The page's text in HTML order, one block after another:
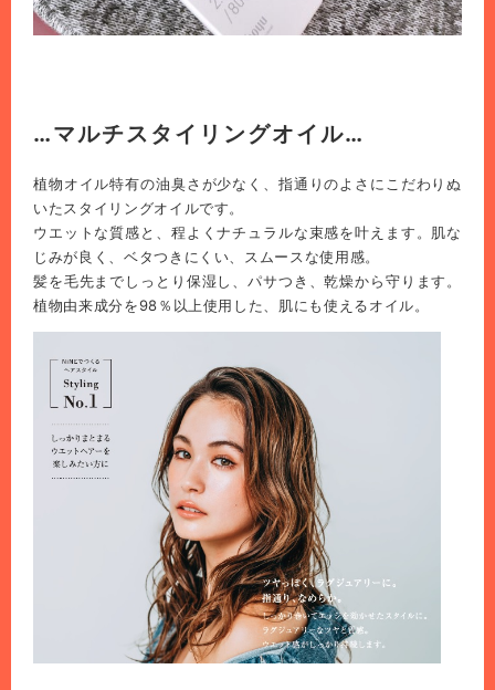
…マルチスタイリングオイル…
植物オイル特有の油臭さが少なく、指通りのよさにこだわりぬ
いたスタイリングオイルです。
ウエットな質感と、程よくナチュラルな束感を叶えます。肌な
じみが良く、ベタつきにくい、スムースな使用感。
髪を毛先までしっとり保湿し、パサつき、乾燥から守ります。
植物由来成分を98％以上使用した、肌にも使えるオイル。